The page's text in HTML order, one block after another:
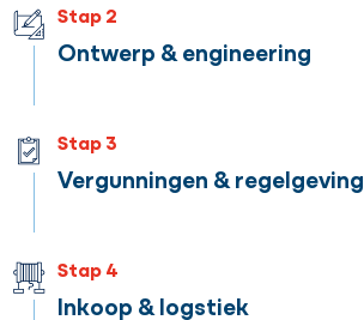
Stap 2
Ontwerp & engineering
Stap 3
Vergunningen & regelgeving
Stap 4
Inkoop & logstiek